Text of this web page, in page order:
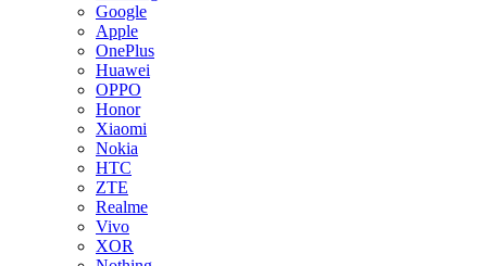
Google
Apple
OnePlus
Huawei
OPPO
Honor
Xiaomi
Nokia
HTC
ZTE
Realme
Vivo
XOR